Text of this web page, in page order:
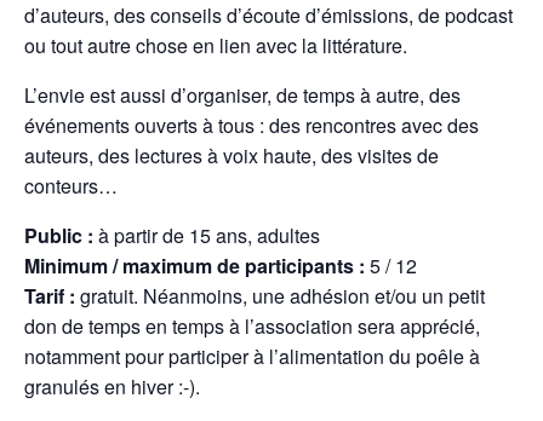
d’auteurs, des conseils d’écoute d’émissions, de podcast
ou tout autre chose en lien avec la littérature.
L’envie est aussi d’organiser, de temps à autre, des
événements ouverts à tous : des rencontres avec des
auteurs, des lectures à voix haute, des visites de
conteurs…
Public : à partir de 15 ans, adultes
Minimum / maximum de participants : 5 / 12
Tarif : gratuit. Néanmoins, une adhésion et/ou un petit
don de temps en temps à l’association sera apprécié,
notamment pour participer à l’alimentation du poêle à
granulés en hiver :-).